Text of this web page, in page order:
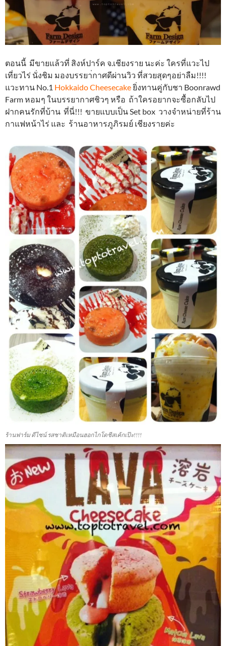
ตอนนี้ มีขายแล้วที่ สิงห์ปาร์ค จ.เชียงราย นะค่ะ ใครที่แวะไป
เที่ยวไร่ นั่งชิม มองบรรยา่กาศดีผ่านวิว ที่สวยสุดๆอย่าลืม!!!!
แวะทาน No.1 Hokkaido Cheesecakeยิ่งทานคู่กับชา Boonrawd
Farm หอมๆ ในบรรยากาศชิวๆ หรือ ถ้าใครอยากจะซื้อกลับไป
ฝากคนรักที่บ้าน ที่นี่!!! ขายแบบเป็น Set box วางจำหน่ายที่ร้าน
กาแฟหน้าไร่ และ ร้านอาหารภูภิรมย์ เชียงรายค่ะ
ร้านฟาร์ม ดีไซน์ รสชาติเหมือนฮอกไกโดชีสเค้กเป๊ะ!!!!